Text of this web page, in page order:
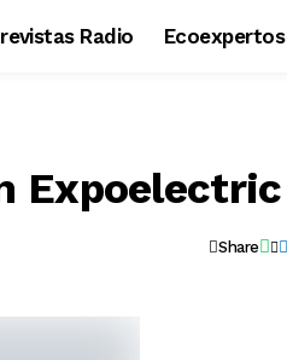
Radio Ecoexpertos
Expoelectric
Share